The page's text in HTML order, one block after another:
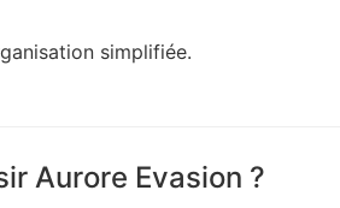
simplifiée.
Aurore Evasion ?